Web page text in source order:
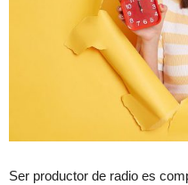
Ser productor de radio es